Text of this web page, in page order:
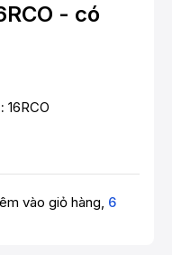
- có
16RCO
vào giỏ hàng, 6